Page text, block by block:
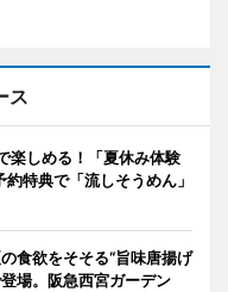
ス
楽しめる！「夏休み体験
特典で「流しそうめん」
食欲をそそる“旨味唐揚げ
場。阪急西宮ガーデン